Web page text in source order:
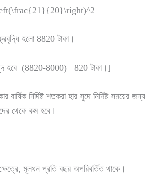
হলো 8820 টাকা।
হবে (8820-8000) =820 টাকা।]
বার্ষিক নির্দিষ্ট শতকরা হার সুদে নির্দিষ্ট সময়ের জন্য
থেকে কম হবে।
মূলধন প্রতি বছর অপরিবর্তিত থাকে।